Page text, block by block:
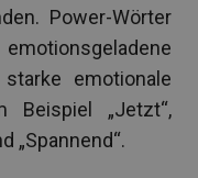
Power-Wörter
emotionale
Beispiel „Jetzt“,
„Spannend“.